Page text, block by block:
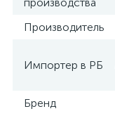
Производитель
Импортер в РБ
Бренд